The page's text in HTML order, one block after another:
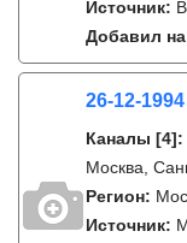
Источник:
Добавил на
26-12-
Каналы [4]:
Москва,
Регион:
Источник: